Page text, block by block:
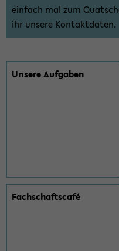
ein­fach mal zum
ihr un­se­re Kon­takt­da­ten.
Un­se­re Auf­ga­ben
Fach­schaft­s­café